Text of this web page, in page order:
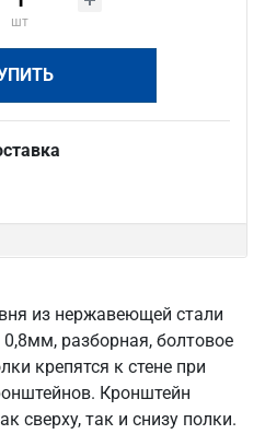
шт
из нержавеющей стали
разборная, болтовое
крепятся к стене при
Кронштейн
сверху, так и снизу полки.